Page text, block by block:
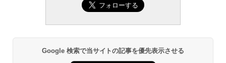
Google 検索で当サイトの記事を優先表示させる